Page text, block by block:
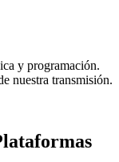
y programación.
nuestra transmisión.